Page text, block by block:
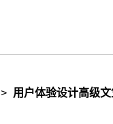
> 用户体验设计高级